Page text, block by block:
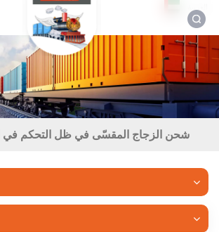
شحن الزجاج المقسّى في ظل التحكم في